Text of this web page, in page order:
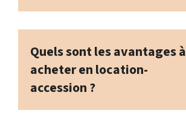
Quels sont les avantages à
acheter en location-
accession ?